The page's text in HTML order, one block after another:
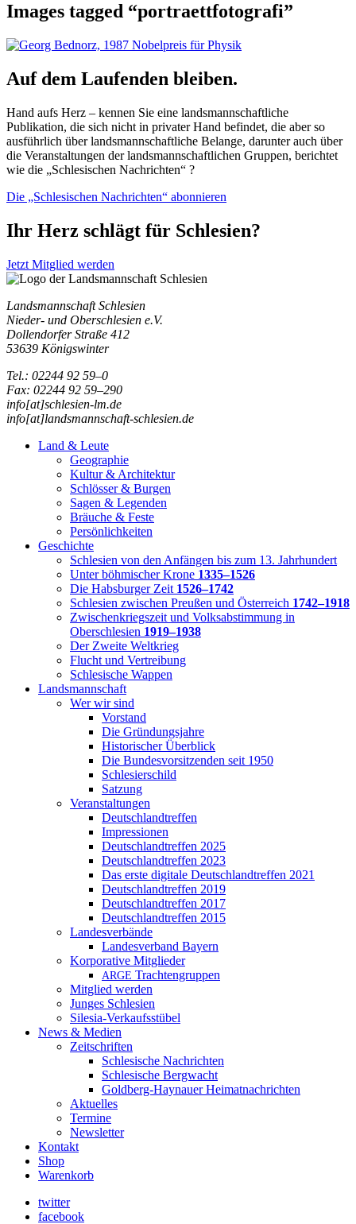
Images tagged “portraettfotografi”
Auf dem Laufenden bleiben.
Hand aufs Herz – kennen Sie eine landsmannschaftliche
Publikation, die sich nicht in privater Hand befindet, die aber so
ausführlich über landsmannschaftliche Belange, darunter auch über
die Veranstaltungen der landsmannschaftlichen Gruppen, berichtet
wie die „Schlesischen Nachrichten“ ?
Die „Schlesischen Nachrichten“ abonnieren
Ihr Herz schlägt für Schlesien?
Jetzt Mitglied werden
Landsmannschaft Schlesien
Nieder- und Oberschlesien e.V.
Dollendorfer Straße 412
53639 Königswinter
Tel.: 02244 92 59–0
Fax: 02244 92 59–290
info[at]schlesien-lm.de
info[at]landsmannschaft-schlesien.de
Land & Leute
Geographie
Kultur & Architektur
Schlösser & Burgen
Sagen & Legenden
Bräuche & Feste
Persönlichkeiten
Geschichte
Schlesien von den Anfängen bis zum 13. Jahrhundert
Unter böhmischer Krone 1335–1526
Die Habsburger Zeit 1526–1742
Schlesien zwischen Preußen und Österreich 1742–1918
Zwischenkriegszeit und Volksabstimmung in
Oberschlesien 1919–1938
Der Zweite Weltkrieg
Flucht und Vertreibung
Schlesische Wappen
Landsmannschaft
Wer wir sind
Vorstand
Die Gründungsjahre
Historischer Überblick
Die Bundesvorsitzenden seit 1950
Schlesierschild
Satzung
Veranstaltungen
Deutschlandtreffen
Impressionen
Deutschlandtreffen 2025
Deutschlandtreffen 2023
Das erste digitale Deutschlandtreffen 2021
Deutschlandtreffen 2019
Deutschlandtreffen 2017
Deutschlandtreffen 2015
Landesverbände
Landesverband Bayern
Korporative Mitglieder
ARGE Trachtengruppen
Mitglied werden
Junges Schlesien
Silesia-Verkaufsstübel
News & Medien
Zeitschriften
Schlesische Nachrichten
Schlesische Bergwacht
Goldberg-Haynauer Heimatnachrichten
Aktuelles
Termine
Newsletter
Kontakt
Shop
Warenkorb
twitter
facebook